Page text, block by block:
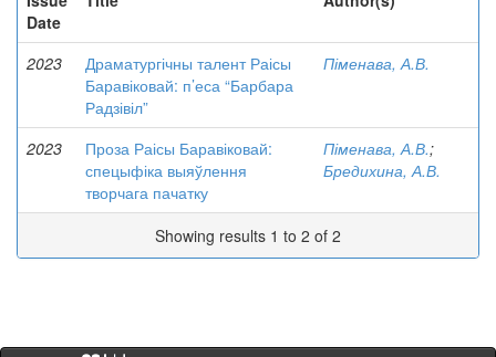
Date
2023
Драматургічны талент Раісы
Баравіковай: п’еса “Барбара
Радзівіл”
Піменава, А.В.
2023
Проза Раісы Баравіковай:
спецыфіка выяўлення
творчага пачатку
Піменава, А.В.;
Бредихина, А.В.
Showing results 1 to 2 of 2